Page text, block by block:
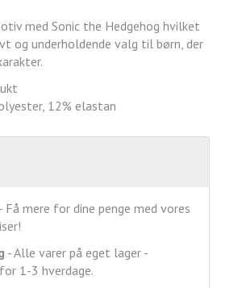
med Sonic the Hedgehog hvilket
og underholdende valg til børn, der
12% elastan
- Få mere for dine penge med vores
- Alle varer på eget lager -
1-3 hverdage.